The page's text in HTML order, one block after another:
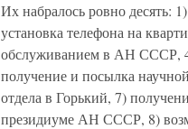
Их набралось ровно десять:
установка телефона на
обслуживанием в АН СССР,
получение и посылка
отдела в Горький, 7)
президиуме АН СССР, 8)